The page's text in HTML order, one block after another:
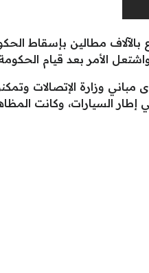
مطالين بإسقاط
الأمر بعد قيام
مباني وزارة الإتصالات
إطار السيارات، وكانت